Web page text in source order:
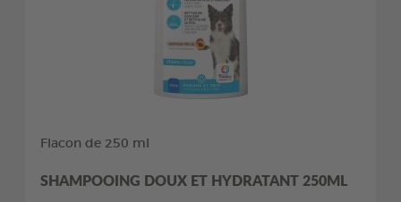
Flacon de 250 ml
SHAMPOOING DOUX ET HYDRATANT 250ML